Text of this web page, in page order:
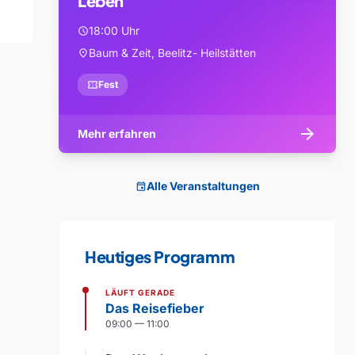
schedule18:00 Uhr
location_onBaum & Zeit, Beelitz- Heilstätten
confirmation_numberFest
Mehr erfahren arrow_forward
eventAlle Veranstaltungen
Heutiges Programm
LÄUFT GERADE
Das Reisefieber
09:00 — 11:00